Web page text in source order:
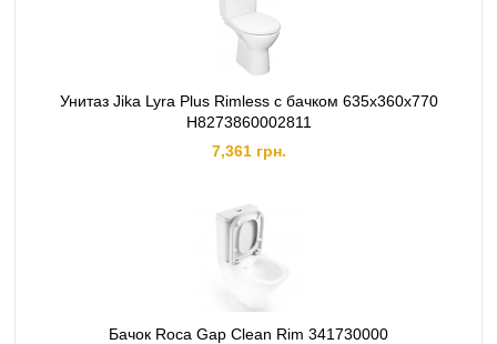
Унитаз Jika Lyra Plus Rimless с бачком 635x360x770
H8273860002811
7,361 грн.
Бачок Roca Gap Clean Rim 341730000